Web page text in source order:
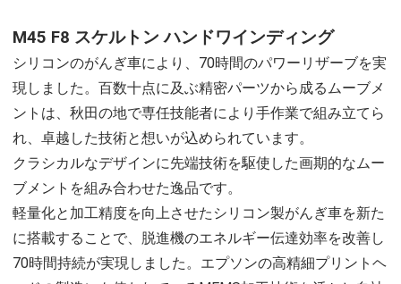
M45 F8 スケルトン ハンドワインディング
シリコンのがんぎ車により、70時間のパワーリザーブを実
現しました。百数十点に及ぶ精密パーツから成るムーブメ
ントは、秋田の地で専任技能者により手作業で組み立てら
れ、卓越した技術と想いが込められています。
クラシカルなデザインに先端技術を駆使した画期的なムー
ブメントを組み合わせた逸品です。
軽量化と加工精度を向上させたシリコン製がんぎ車を新た
に搭載することで、脱進機のエネルギー伝達効率を改善し
70時間持続が実現しました。エプソンの高精細プリントヘ